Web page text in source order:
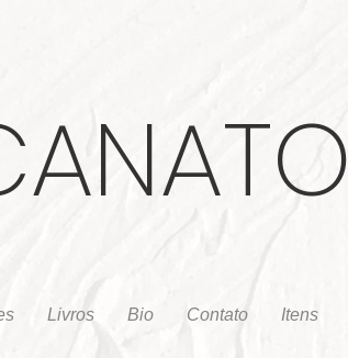
Livros Bio Contato Itens